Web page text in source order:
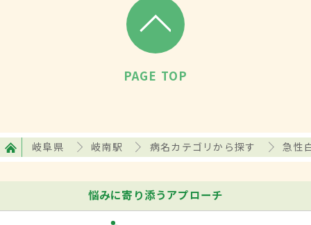
PAGE TOP
岐阜県 岐南駅 病名カテゴリから探す 急性
悩みに寄り添うアプローチ